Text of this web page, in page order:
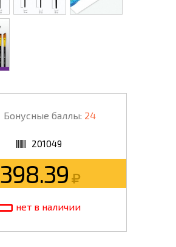
Бонусные баллы: 24
201049
398.39
нет в наличии